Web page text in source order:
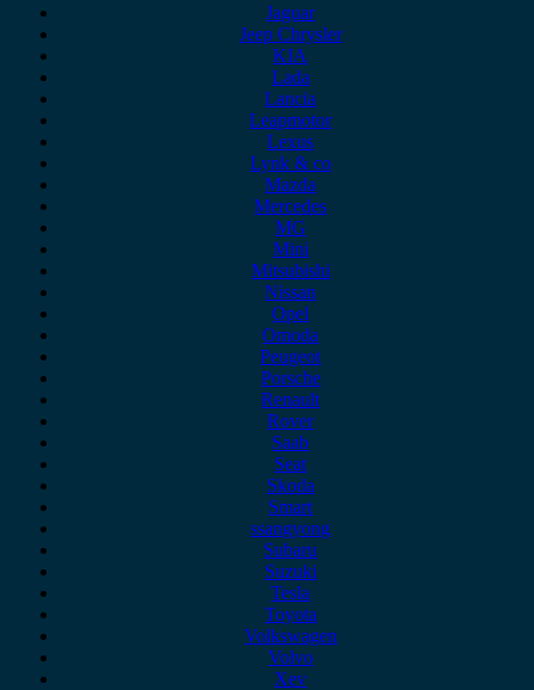
Jaguar
Jeep Chrysler
KIA
Lada
Lancia
Leapmotor
Lexus
Lynk & co
Mazda
Mercedes
MG
Mini
Mitsubishi
Nissan
Opel
Omoda
Peugeot
Porsche
Renault
Rover
Saab
Seat
Skoda
Smart
ssangyong
Subaru
Suzuki
Tesla
Toyota
Volkswagen
Volvo
Xev